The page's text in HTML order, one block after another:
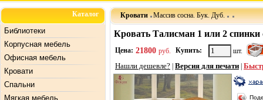
Каталог
Библиотеки
Корпусная мебель
Офисная мебель
Кровати
Спальни
Мягкая мебель
Кровати Массив сосна. Бук. Дуб.
Кровать Талисман 1 или 2 спинки
Цена: 21800 руб. Купить: шт.
Нашли дешевле? Версия для печати